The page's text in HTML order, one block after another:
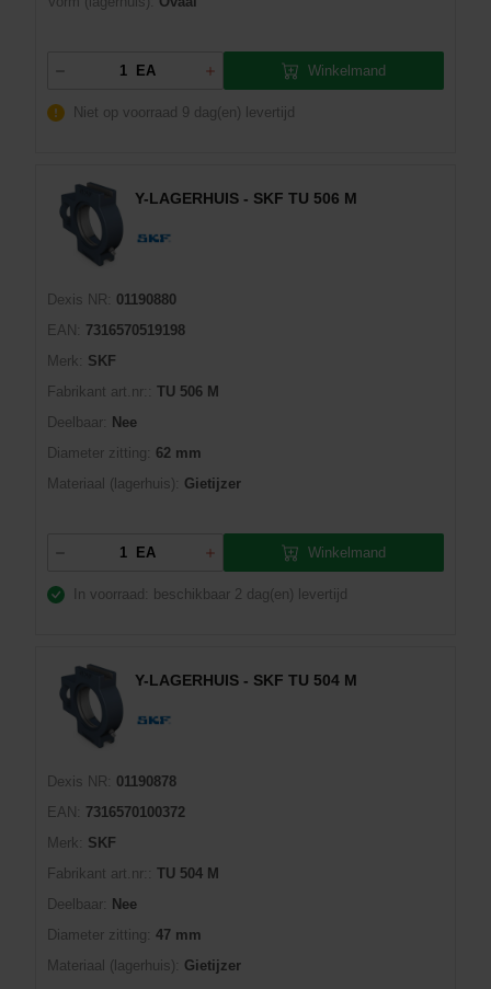
EA Winkelmand
Niet op voorraad 9 dag(en) levertijd
Y-LAGERHUIS - SKF TU 506 M
Dexis NR:
01190880
EAN:
7316570519198
Merk:
SKF
Fabrikant art.nr::
TU 506 M
Deelbaar:
Nee
Diameter zitting:
62 mm
Materiaal (lagerhuis):
Gietijzer
EA Winkelmand
In voorraad: beschikbaar 2 dag(en) levertijd
Y-LAGERHUIS - SKF TU 504 M
Dexis NR:
01190878
EAN:
7316570100372
Merk:
SKF
Fabrikant art.nr::
TU 504 M
Deelbaar:
Nee
Diameter zitting: 47 mm
Materiaal (lagerhuis):
Gietijzer